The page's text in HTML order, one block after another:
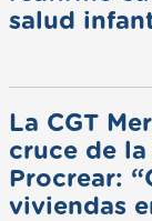
salud
La CGT
cruce de
Procrear:
viviendas